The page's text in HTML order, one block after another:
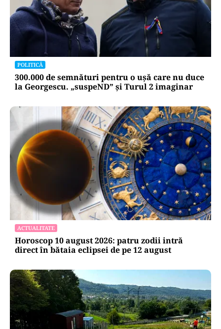
POLITICĂ
300.000 de semnături pentru o ușă care nu duce
la Georgescu. „suspeND” și Turul 2 imaginar
ACTUALITATE
Horoscop 10 august 2026: patru zodii intră
direct în bătaia eclipsei de pe 12 august